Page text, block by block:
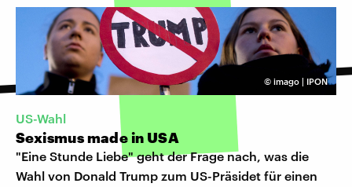
© imago | IPON
US-Wahl
Sexismus made in USA
"Eine Stunde Liebe" geht der Frage nach, was die
Wahl von Donald Trump zum US-Präsidet für einen